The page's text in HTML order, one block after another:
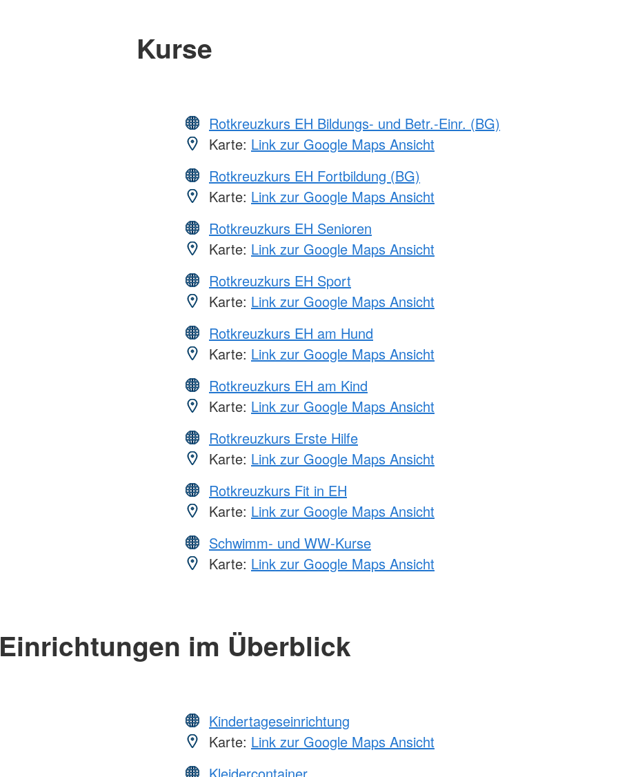
Kurse
Rotkreuzkurs EH Bildungs- und Betr.-Einr. (BG)
Karte: Link zur Google Maps Ansicht
Rotkreuzkurs EH Fortbildung (BG)
Karte: Link zur Google Maps Ansicht
Rotkreuzkurs EH Senioren
Karte: Link zur Google Maps Ansicht
Rotkreuzkurs EH Sport
Karte: Link zur Google Maps Ansicht
Rotkreuzkurs EH am Hund
Karte: Link zur Google Maps Ansicht
Rotkreuzkurs EH am Kind
Karte: Link zur Google Maps Ansicht
Rotkreuzkurs Erste Hilfe
Karte: Link zur Google Maps Ansicht
Rotkreuzkurs Fit in EH
Karte: Link zur Google Maps Ansicht
Schwimm- und WW-Kurse
Karte: Link zur Google Maps Ansicht
Einrichtungen im Überblick
Kindertageseinrichtung
Karte: Link zur Google Maps Ansicht